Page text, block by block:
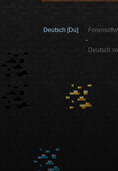
Deutsch [Du]
-
Deutsch